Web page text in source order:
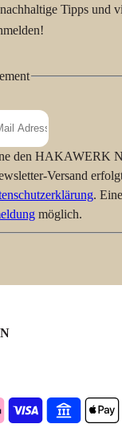
Tipps und
den HAKAWERK
Versand
.
möglich.